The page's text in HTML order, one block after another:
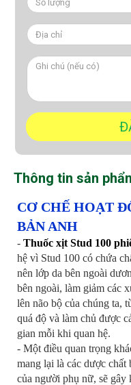
Thông tin sản
CƠ CHẾ HOẠT
BẢN ANH
- Thuốc xịt Stud 100
hệ vì Stud 100 có chứa
nên lớp da bên ngoài
bên ngoài, làm giảm các
lên não bộ của chúng ta,
quá độ và làm chủ được
gian mỗi khi quan hệ.
- Một điều quan trọng
mang lại là các dược
của người phụ nữ, sẽ